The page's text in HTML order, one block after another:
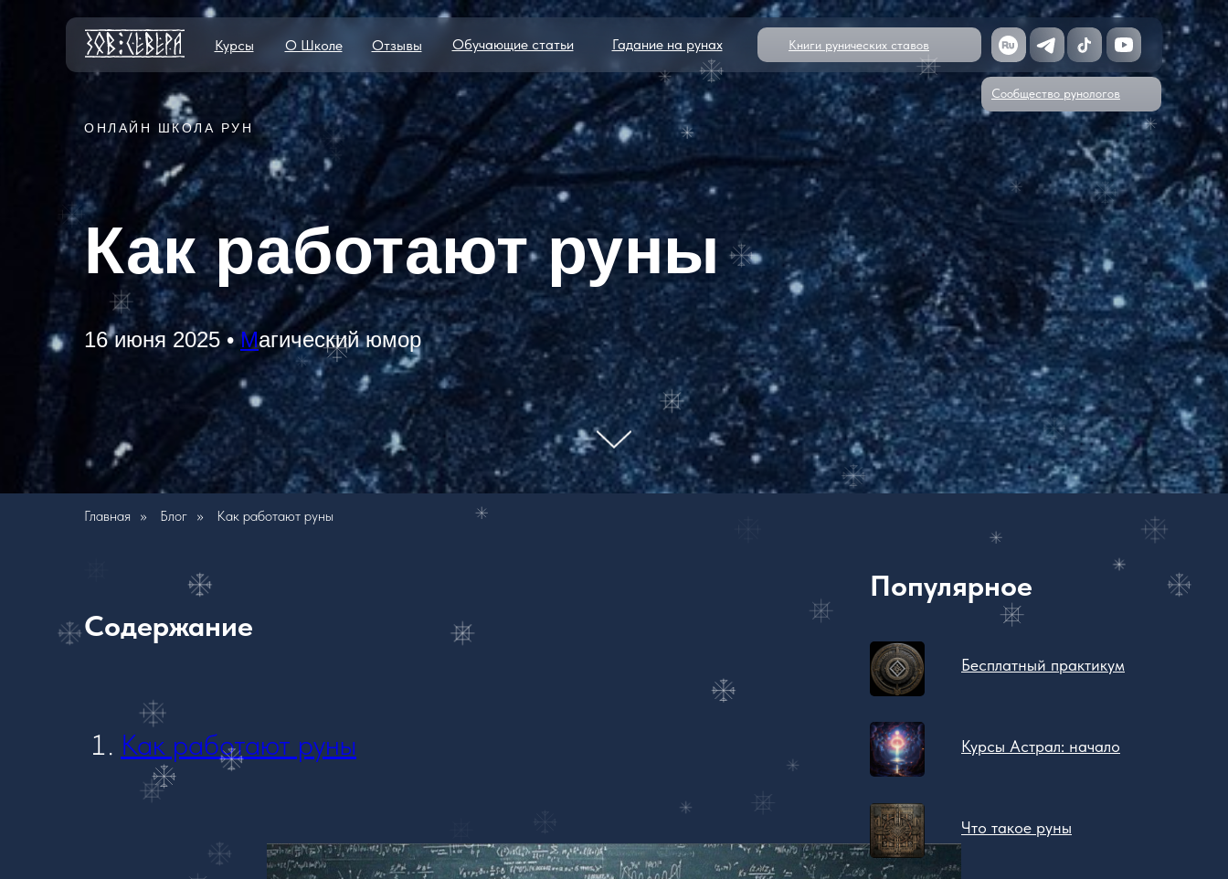
Курсы Отзывы
О Школе Гадание на рунах
Обучающие статьи
Сообщество рунологов
Книги рунических ставов
ОНЛАЙН ШКОЛА РУН
Как работают руны
16 июня 2025 • Магический юмор
Главная » Блог » Как работают руны
Бесплатный практикум
Курсы Астрал: начало
Что такое руны
Популярное
Содержание
Как работают руны